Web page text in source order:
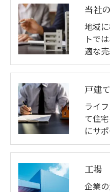
当社
地域
トで
適な
戸建て
ライ
て住
にサ
工場
企業